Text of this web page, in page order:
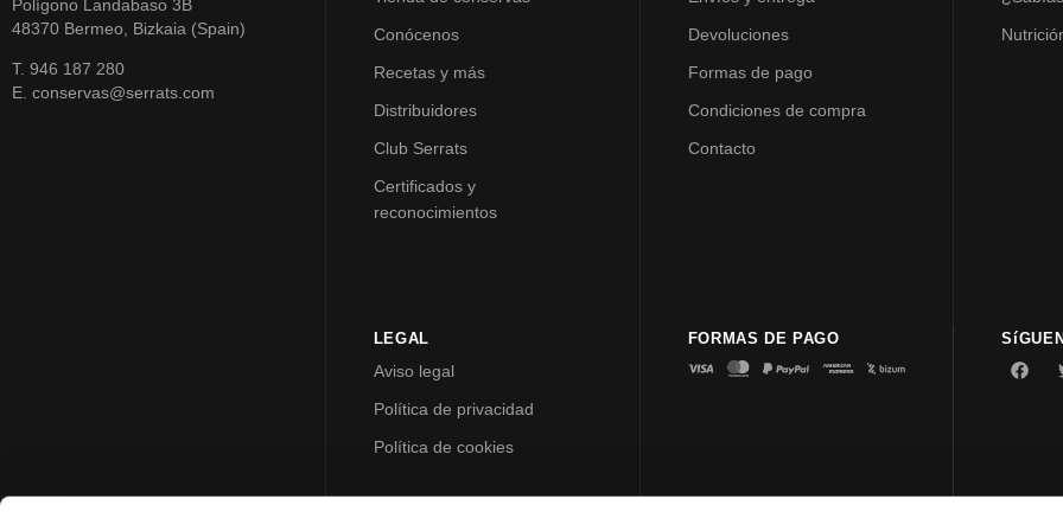
Polígono Landabaso 3B
48370 Bermeo, Bizkaia (Spain)
T. 946 187 280
E. conservas@serrats.com
Conócenos
Recetas y más
Distribuidores
Club Serrats
Certificados y
reconocimientos
Devoluciones
Formas de pago
Condiciones de compra
Contacto
LEGAL
Aviso legal
Política de privacidad
Política de cookies
FORMAS DE PAGO